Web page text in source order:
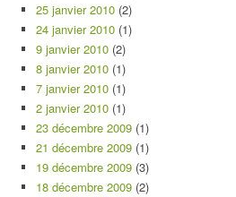
25 janvier 2010 (2)
24 janvier 2010 (1)
9 janvier 2010 (2)
8 janvier 2010 (1)
7 janvier 2010 (1)
2 janvier 2010 (1)
23 décembre 2009 (1)
21 décembre 2009 (1)
19 décembre 2009 (3)
18 décembre 2009 (2)